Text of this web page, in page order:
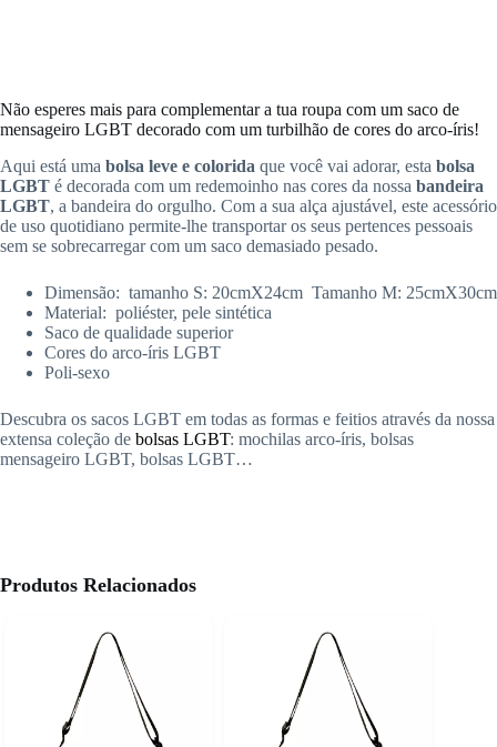
Não esperes mais para complementar a tua roupa com um saco de
mensageiro LGBT decorado com um turbilhão de cores do arco-íris!
Aqui está uma bolsa leve e colorida que você vai adorar, esta bolsa
LGBT é decorada com um redemoinho nas cores da nossa bandeira
LGBT, a bandeira do orgulho. Com a sua alça ajustável, este acessório
de uso quotidiano permite-lhe transportar os seus pertences pessoais
sem se sobrecarregar com um saco demasiado pesado.
Dimensão: tamanho S: 20cmX24cm Tamanho M: 25cmX30cm
Material: poliéster, pele sintética
Saco de qualidade superior
Cores do arco-íris LGBT
Poli-sexo
Descubra os sacos LGBT em todas as formas e feitios através da nossa
extensa coleção de bolsas LGBT: mochilas arco-íris, bolsas
mensageiro LGBT, bolsas LGBT…
Produtos Relacionados